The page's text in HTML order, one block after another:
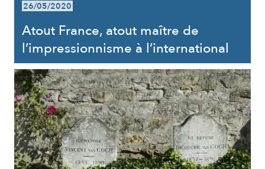
26/05/2020
Atout France, atout maître de
l’impressionnisme à l’international